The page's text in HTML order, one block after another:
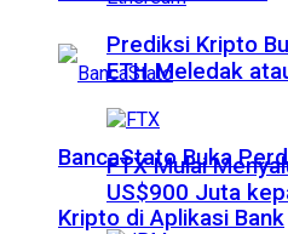
BancaStato Buka
Kripto di Aplikasi Bank
Prediksi Kripto
ETH Meledak
FTX Mulai
US$900 Juta